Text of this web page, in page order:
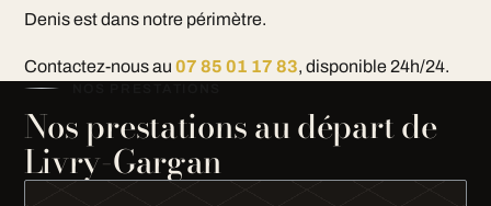
Denis est dans notre périmètre.
Contactez-nous au 07 85 01 17 83, disponible 24h/24.
Nos prestations au départ de
Livry-Gargan